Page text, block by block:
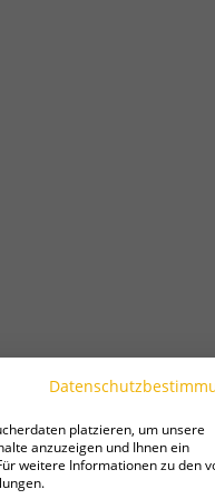
platzieren, um unsere
anzuzeigen und Ihnen ein
weitere Informationen zu den